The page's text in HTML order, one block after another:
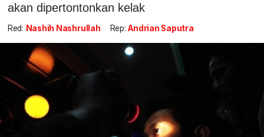
akan dipertontonkan kelak
Red: Nashih Nashrullah Rep: Andrian Saputra